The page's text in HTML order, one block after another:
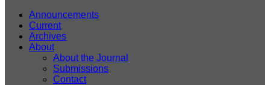
Announcements
Current
Archives
About
About the Journal
Submissions
Contact